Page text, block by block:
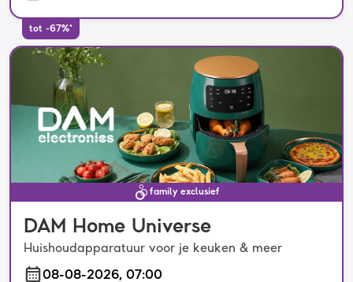
tot -67%*
family exclusief
DAM Home Universe
Huishoudapparatuur voor je keuken & meer
08-08-2026, 07:00